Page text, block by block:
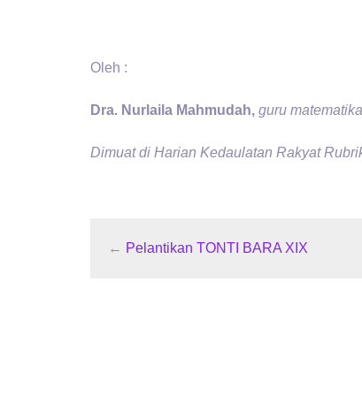
Oleh :
Dra. Nur aila Mahmudah, guru
Dimuat di Harian Kedaulatan Rakyat
← Pelantikan TONTI BARA XIX